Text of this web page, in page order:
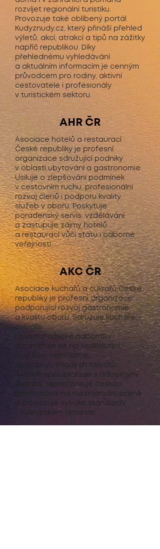
rozvíjet regionální turistiku.
Provozuje také oblíbený portál
Kudyznudy.cz, který přináší přehled
výletů, akcí, atrakcí a tipů na zážitky
napříč republikou. Díky
přehlednému vyhledávání
a aktuálním informacím je cenným
průvodcem pro rodiny, aktivní
cestovatele i profesionály
v turistickém sektoru.
AHR ČR
Asociace hotelů a restaurací
České republiky je profesní
organizace sdružující podniky
v oblasti ubytování a gastronomie.
Usiluje o zlepšování podmínek
v cestovním ruchu, profesionální
rozvoj členů i podporu kvality
služeb v oboru. Poskytuje
poradenský servis, vzdělávání
a zastupuje zájmy hotelů
a restaurací vůči státu i odborné
veřejnosti.
AKC ČR
Asociace kuchařů a cukrářů České
republiky je profesní organizace
podporující rozvoj gastronomie
a kvalitu oboru. Sdružuje kuchaře,
cukráře
i gastronomické odborníky
a zaměřuje se na vzdělávání,
soutěže, certifikace
a podporu mladých talentů.
Aktivně spolupracuje s odbornými
školami, reprezentuje českou
gastronomii na mezinárodní scéně
a prosazuje vysoké standardy
v kulinářském řemesle.